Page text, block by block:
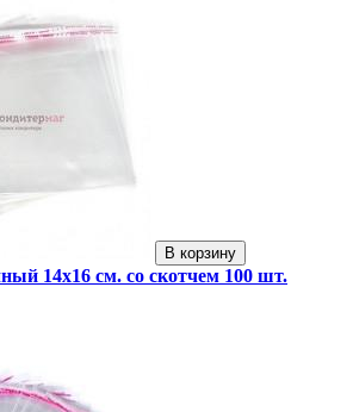
В корзину
14х16 см. со скотчем 100 шт.